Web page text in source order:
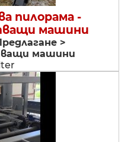
пилорама -
машини
>
машини